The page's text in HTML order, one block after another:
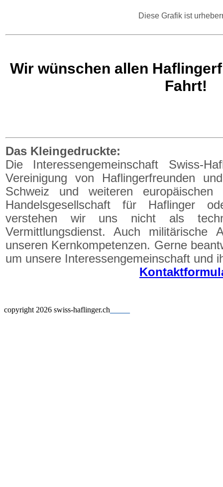
Diese Grafik ist
Wir wünschen allen
Fahrt!
Das Kleingedruckte:
Die Interessengemeinschaft Swiss-
Vereinigung von Haflingerfreunden
Schweiz und weiteren
Handelsgesellschaft für Haflinger
verstehen wir uns nicht als
Vermittlungsdienst. Auch militärische
unseren Kernkompetenzen. Gerne
um unsere Interessengemeinschaft und
copyright 2026 swiss-haflinger.ch